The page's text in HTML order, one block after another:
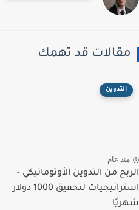
مقالات قد تهمك
التدوين
منذ عام
الربح من التدوين الأوتوماتيكي -
استراتيجيات لتحقيق 1000 دولار
شهريًا